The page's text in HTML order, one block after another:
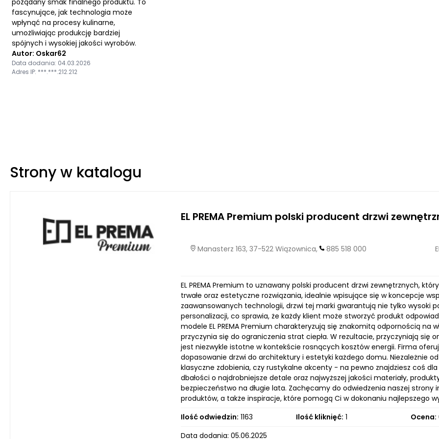
pożądany smak finalnego produktu. To
fascynujące, jak technologia może
wpłynąć na procesy kulinarne,
umożliwiając produkcję bardziej
spójnych i wysokiej jakości wyrobów.
Autor: Oskar62
Data dodania: 04.03.2026
Adres IP: ***.***.212.212
Strony w katalogu
EL PREMA Premium polski producent drzwi
Manasterz 163, 37-522 Wiązownica, 885 518 000
EL PREMA Premium to uznawany polski producent drzwi zewnętrznych,
trwałe oraz estetyczne rozwiązania, idealnie wpisujące się w koncepcje
zaawansowanych technologii, drzwi tej marki gwarantują nie tylko wysoki
personalizacji, co sprawia, że każdy klient może stworzyć produkt
modele EL PREMA Premium charakteryzują się znakomitą odpornością na
przyczynia się do ograniczenia strat ciepła. W rezultacie, przyczyniają
jest niezwykle istotne w kontekście rosnących kosztów energii. Firma
dopasowanie drzwi do architektury i estetyki każdego domu. Niezależnie
klasyczne zdobienia, czy rustykalne akcenty - na pewno znajdziesz coś dla
dbałości o najdrobniejsze detale oraz najwyższej jakości materiały,
bezpieczeństwo na długie lata. Zachęcamy do odwiedzenia naszej strony
produktów, a także inspiracje, które pomogą Ci w dokonaniu najlepszego
Ilość odwiedzin: 1163 Ilość kliknięć: 1 Ocena:
Data dodania: 05.06.2025